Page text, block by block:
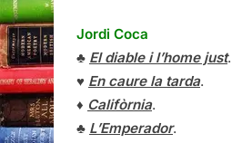
Jordi Coca
♣ El diable i l’home just.
♥ En caure la tarda.
♦ Califòrnia.
♣ L’Emperador.